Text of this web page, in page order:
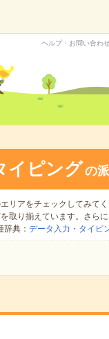
ヘルプ・お問い合わ
イピングの
リアをチェックしてみて
取り揃えています。さらに
典： データ入力・タイピ